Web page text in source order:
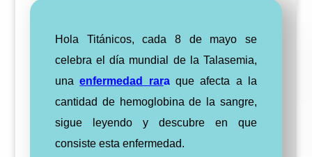
Hola Titánicos, cada 8 de mayo se
celebra el día mundial de la Talasemia,
unaenfermedad raraque afecta a la
cantidad de hemoglobina de la sangre,
sigue leyendo y descubre en que
consiste esta enfermedad.